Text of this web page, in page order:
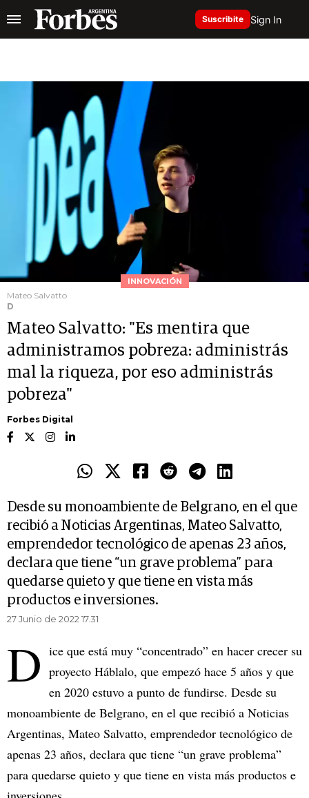
Suscribite Sign In
INNOVACIÓN
Mateo Salvatto
D
Mateo Salvatto: "Es mentira que
administramos pobreza: administrás
mal la riqueza, por eso administrás
pobreza"
Forbes Digital
Desde su monoambiente de Belgrano, en el que
recibió a Noticias Argentinas, Mateo Salvatto,
emprendedor tecnológico de apenas 23 años,
declara que tiene “un grave problema” para
quedarse quieto y que tiene en vista más
productos e inversiones.
27 Junio de 2022 17.31
D ice que está muy “concentrado” en hacer crecer su
proyecto Háblalo, que empezó hace 5 años y que
en 2020 estuvo a punto de fundirse. Desde su
monoambiente de Belgrano, en el que recibió a Noticias
Argentinas, Mateo Salvatto, emprendedor tecnológico de
apenas 23 años, declara que tiene “un grave problema”
para quedarse quieto y que tiene en vista más productos e